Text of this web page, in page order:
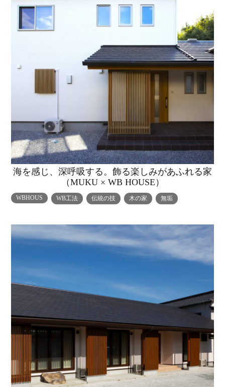
海を感じ、深呼吸する。飾る楽しみがあふれる家
（MUKU × WB HOUSE）
WBHOUS WB工法 伝統の技 木の家 無垢